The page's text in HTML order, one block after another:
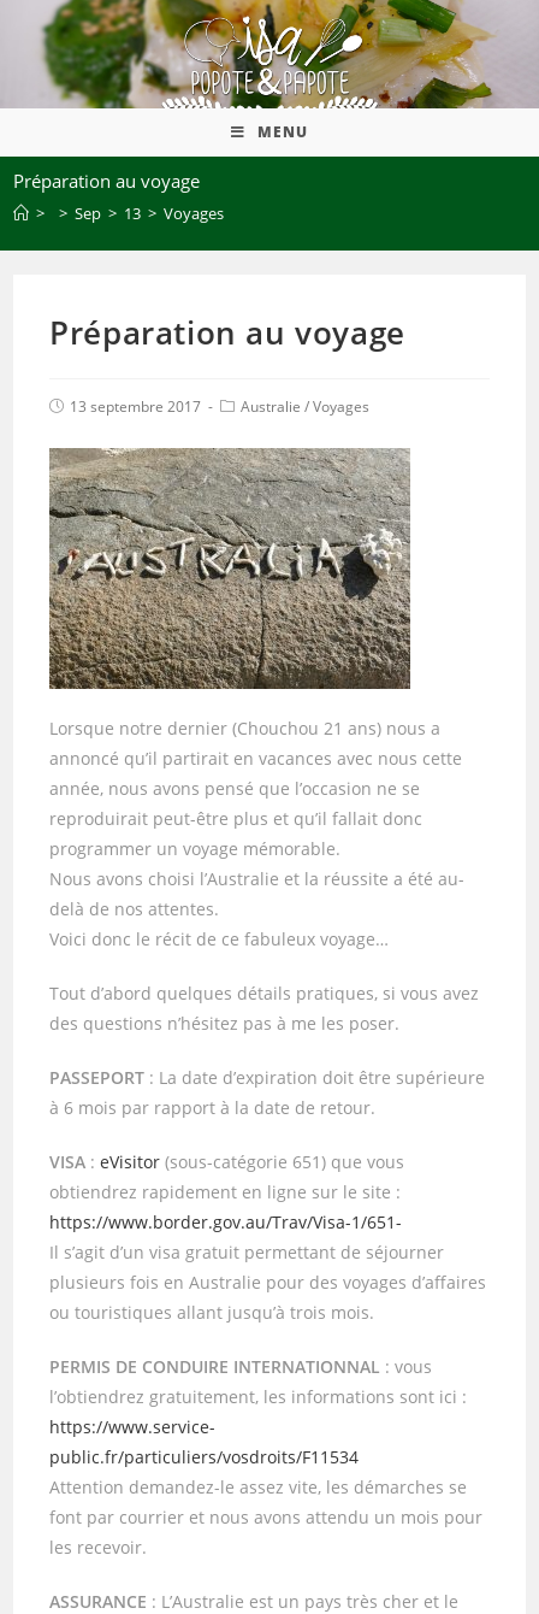
MENU
Préparation au voyage
> > Sep > 13 > Voyages
Préparation au voyage
13 septembre 2017 Australie /Voyages
Lorsque notre dernier (Chouchou 21 ans) nous a
annoncé qu’il partirait en vacances avec nous cette
année, nous avons pensé que l’occasion ne se
reproduirait peut-être plus et qu’il fallait donc
programmer un voyage mémorable.
Nous avons choisi l’Australie et la réussite a été au-
delà de nos attentes.
Voici donc le récit de ce fabuleux voyage…
Tout d’abord quelques détails pratiques, si vous avez
des questions n’hésitez pas à me les poser.
PASSEPORT : La date d’expiration doit être supérieure
à 6 mois par rapport à la date de retour.
VISA :eVisitor (sous-catégorie 651) que vous
obtiendrez rapidement en ligne sur le site :
https://www.border.gov.au/Trav/Visa-1/651-
Il s’agit d’un visa gratuit permettant de séjourner
plusieurs fois en Australie pour des voyages d’affaires
ou touristiques allant jusqu’à trois mois.
PERMIS DE CONDUIRE INTERNATIONNAL : vous
l’obtiendrez gratuitement, les informations sont ici :
https://www.service-
public.fr/particuliers/vosdroits/F11534
Attention demandez-le assez vite, les démarches se
font par courrier et nous avons attendu un mois pour
les recevoir.
ASSURANCE : L’Australie est un pays très cher et le